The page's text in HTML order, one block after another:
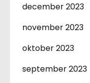
december 2023
november 2023
oktober 2023
september 2023